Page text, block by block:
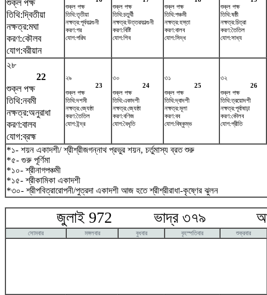
শুক্ল পক্ষ
তিথি:দ্বিতীয়া
নক্ষত্র:মঘা
করণ:কৌলব
যোগ:বরীয়ান
শুক্ল পক্ষ
তিথি:তৃতীয়া
নক্ষত্র:পূর্বফাল্গুনী
করণ:গর
যোগ:পরিঘ
শুক্ল পক্ষ
তিথি:চতুর্থী
নক্ষত্র:উত্তরফাল্গুনী
করণ:বিষ্টি
যোগ:শিব
শুক্ল পক্ষ
তিথি:পঞ্চমী
নক্ষত্র:হস্তা
করণ:বালব
যোগ:সিদ্ধ
শুক্ল পক্ষ
তিথি:ষষ্ঠী
নক্ষত্র:চিত্রা
করণ:তৈতিল
যোগ:সাধ্য
২৮
22
শুক্ল পক্ষ
তিথি:নবমী
নক্ষত্র:অনুরাধা
করণ:বালব
যোগ:ব্রহ্ম
২৯
23
শুক্ল পক্ষ
তিথি:দশমী
নক্ষত্র:জ্যেষ্ঠা
করণ:তৈতিল
যোগ:ইন্দ্র
৩০
24
শুক্ল পক্ষ
তিথি:একাদশী
নক্ষত্র:জ্যেষ্ঠা
করণ:বণিজ
যোগ:বৈধৃতি
৩১
25
শুক্ল পক্ষ
তিথি:দ্বাদশী
নক্ষত্র:মূলা
করণ:বব
যোগ:বিষ্কুম্ভ
৩২
26
শুক্ল পক্ষ
তিথি:ত্রয়োদশী
নক্ষত্র:পূর্বাষাঢ়া
করণ:কৌলব
যোগ:প্রীতি
*১- শয়ন একাদশী/ শ্রীশ্রীজগন্নাথ প্রভুর শয়ন, চর্তুমাস্য ব্রত শুরু
*৫- গুরু পূর্ণিমা
*১০- শ্রীনাগপঞ্চমী
*১৫- শ্রীকামিকা একাদশী
*৩০- শ্রীপবিত্রারোপনী/পুত্রদা একাদশী আজ হতে শ্রীশ্রীরাধা-কৃষ্ণের ঝুলন
জুলাই 972 ভাদ্র ৩৭৯
সোমবার মঙ্গলবার বুধবার বৃহস্পতিবার শুক্রবার